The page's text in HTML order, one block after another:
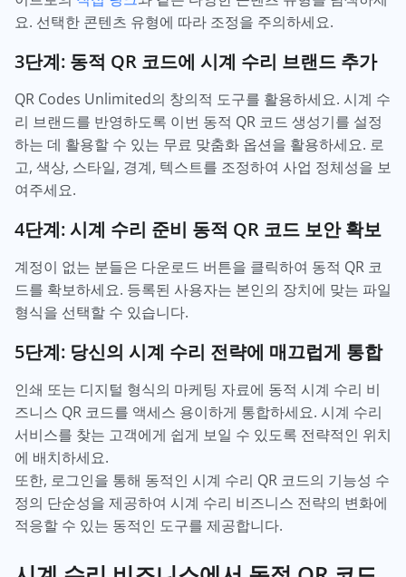
요. 선택한 콘텐츠 유형에 따라 조정을 주의하세요.
3단계: 동적 QR 코드에 시계 수리 브랜드 추가
QR Codes Unlimited의 창의적 도구를 활용하세요. 시계 수
리 브랜드를 반영하도록 이번 동적 QR 코드 생성기를 설정
하는 데 활용할 수 있는 무료 맞춤화 옵션을 활용하세요. 로
고, 색상, 스타일, 경계, 텍스트를 조정하여 사업 정체성을 보
여주세요.
4단계: 시계 수리 준비 동적 QR 코드 보안 확보
계정이 없는 분들은 다운로드 버튼을 클릭하여 동적 QR 코
드를 확보하세요. 등록된 사용자는 본인의 장치에 맞는 파일
형식을 선택할 수 있습니다.
5단계: 당신의 시계 수리 전략에 매끄럽게 통합
인쇄 또는 디지털 형식의 마케팅 자료에 동적 시계 수리 비
즈니스 QR 코드를 액세스 용이하게 통합하세요. 시계 수리
서비스를 찾는 고객에게 쉽게 보일 수 있도록 전략적인 위치
에 배치하세요.
또한, 로그인을 통해 동적인 시계 수리 QR 코드의 기능성 수
정의 단순성을 제공하여 시계 수리 비즈니스 전략의 변화에
적응할 수 있는 동적인 도구를 제공합니다.